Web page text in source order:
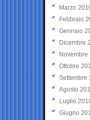
Marzo
Febbraio
Gennaio
Dicembre
Novembre
Ottobre
Settembre
Agosto
Luglio
Giugno